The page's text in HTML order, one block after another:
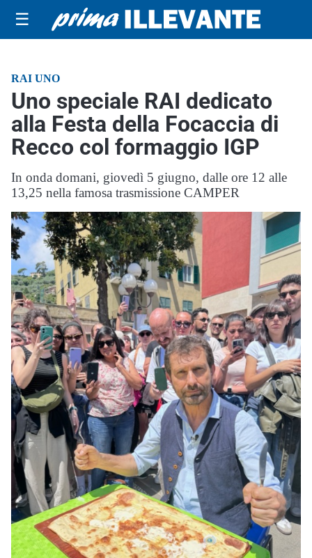
☰
RAI UNO
Uno speciale RAI dedicato
alla Festa della Focaccia di
Recco col formaggio IGP
In onda domani, giovedì 5 giugno, dalle ore 12 alle
13,25 nella famosa trasmissione CAMPER